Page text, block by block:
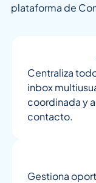
plataforma de
Centraliza
inbox
coordinada y
contacto.
Gestiona